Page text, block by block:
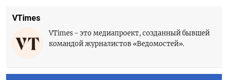
VTimes
VTimes - это медиапроект, созданный бывшей
командой журналистов «Ведомостей».